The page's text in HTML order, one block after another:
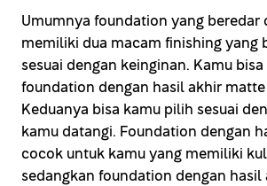
Umumnya foundation yang beredar
memiliki dua macam finishing yang
sesuai dengan keinginan. Kamu
foundation dengan hasil akhir
Keduanya bisa kamu pilih sesuai
kamu datangi. Foundation dengan
cocok untuk kamu yang memiliki
sedangkan foundation dengan